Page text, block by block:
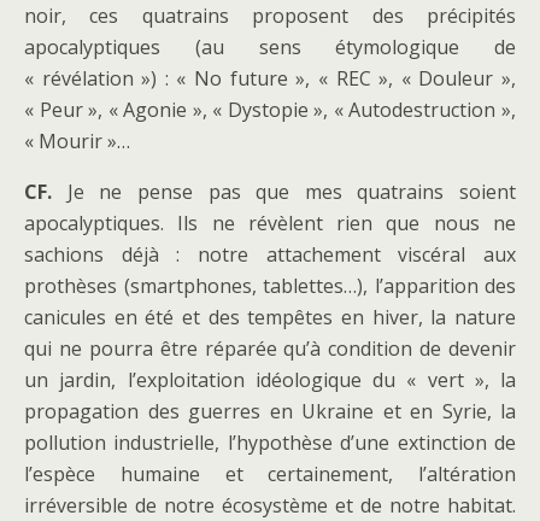
noir, ces quatrains proposent des précipités
apocalyptiques (au sens étymologique de
« révélation ») : « No future », « REC », « Douleur »,
« Peur », « Agonie », « Dystopie », « Autodestruction »,
« Mourir »…
CF. Je ne pense pas que mes quatrains soient
apocalyptiques. Ils ne révèlent rien que nous ne
sachions déjà : notre attachement viscéral aux
prothèses (smartphones, tablettes…), l’apparition des
canicules en été et des tempêtes en hiver, la nature
qui ne pourra être réparée qu’à condition de devenir
un jardin, l’exploitation idéologique du « vert », la
propagation des guerres en Ukraine et en Syrie, la
pollution industrielle, l’hypothèse d’une extinction de
l’espèce humaine et certainement, l’altération
irréversible de notre écosystème et de notre habitat.